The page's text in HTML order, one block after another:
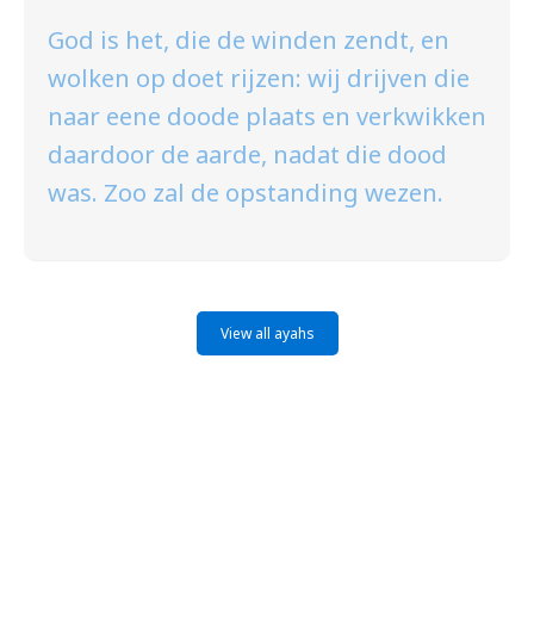
God is het, die de winden zendt, en
wolken op doet rijzen: wij drijven die
naar eene doode plaats en verkwikken
daardoor de aarde, nadat die dood
was. Zoo zal de opstanding wezen.
View all ayahs